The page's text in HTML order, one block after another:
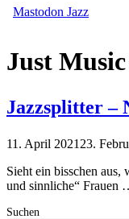
Mastodon Jazz
Just
Jazzsplitter –
11. April 2021 23.
Sieht ein bisschen
und sinnliche“ Frauen
Suchen